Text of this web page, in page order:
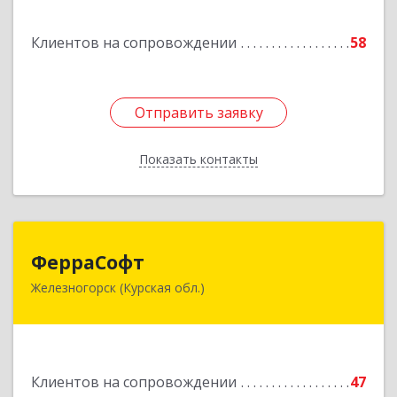
Клиентов на сопровождении 58
Отправить заявку
Показать контакты
Отправить заявку
Назад
ФерраСофт
Железногорск (Курская обл.)
Клиентов на сопровождении 47
307179, Курская обл, Железногорск г, Ленина ул,